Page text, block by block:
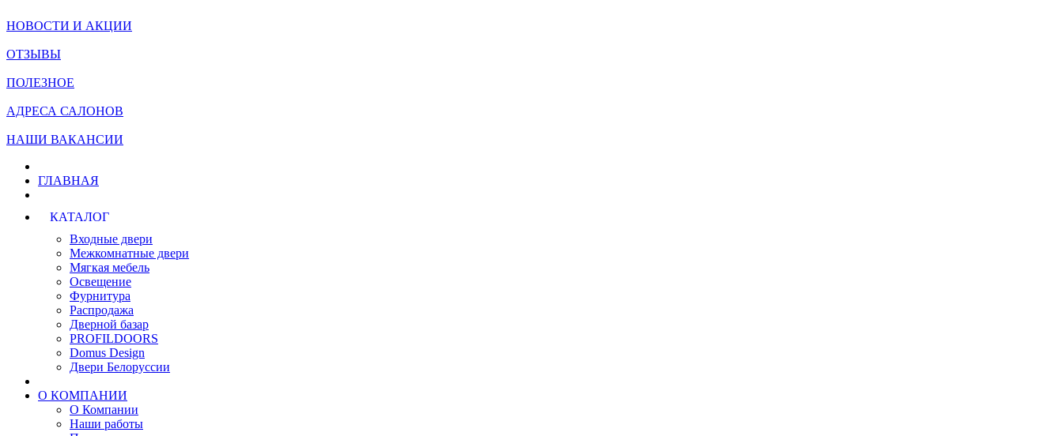
НОВОСТИ И АКЦИИ
ОТЗЫВЫ
ПОЛЕЗНОЕ
АДРЕСА САЛОНОВ
НАШИ ВАКАНСИИ
ГЛАВНАЯ
КАТАЛОГ
Входные двери
Межкомнатные двери
Мягкая мебель
Освещение
Фурнитура
Распродажа
Дверной базар
PROFILDOORS
Domus Design
Двери Белоруссии
О КОМПАНИИ
О Компании
Наши работы